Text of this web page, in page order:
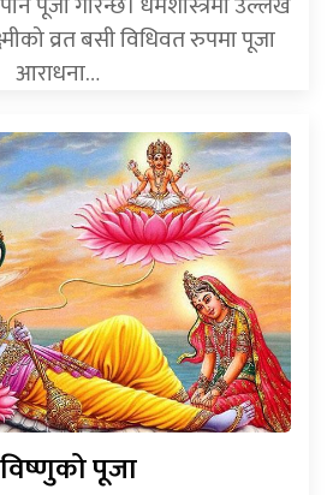
व्रत बसी विधिवत रुपमा पूजा
आराधना…
पूजा